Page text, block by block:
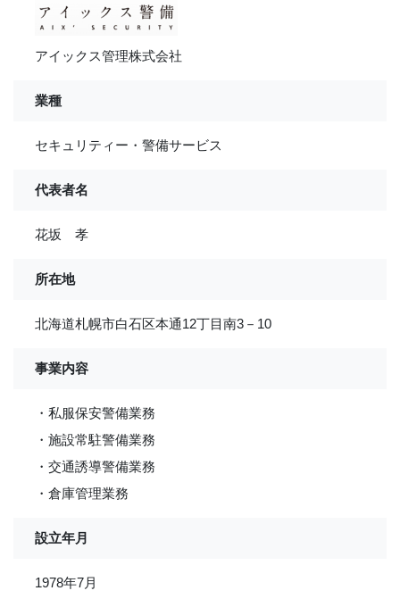
アイックス管理株式会社
業種
セキュリティー・警備サービス
代表者名
花坂 孝
所在地
北海道札幌市白石区本通12丁目南3－10
事業内容
・私服保安警備業務
・施設常駐警備業務
・交通誘導警備業務
・倉庫管理業務
設立年月
1978年7月